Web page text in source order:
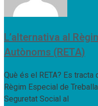
L’alternativa al
Autònoms (RETA)
Què és el RETA? Es
Règim Especial de
Seguretat Social al